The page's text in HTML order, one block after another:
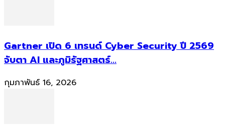
Gartner เปิด 6 เทรนด์ Cyber Security ปี 2569
จับตา AI และภูมิรัฐศาสตร์...
กุมภาพันธ์ 16, 2026